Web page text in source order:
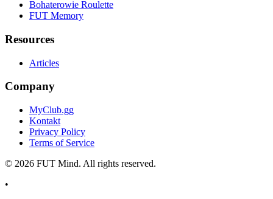
Bohaterowie Roulette
FUT Memory
Resources
Articles
Company
MyClub.gg
Kontakt
Privacy Policy
Terms of Service
© 2026 FUT Mind. All rights reserved.
•